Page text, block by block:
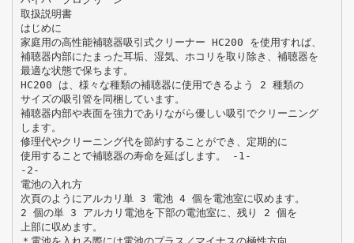
取扱説明書
はじめに
家庭用の高性能補聴器吸引式クリーナー HC200 を使用すれば、
補聴器内部にたまった耳垢、湿気、ホコリを取り除き、補聴器を
最適な状態で保ちます。
HC200 は、様々な種類の補聴器に使用できるよう 2 種類の
サイズの吸引管を同梱しています。
補聴器内部や表面を強力でありながら優しい吸引でクリーニング
します。
修理代やクリーニング代を節約することができ、定期的に
使用することで補聴器の寿命を延ばします。 -1-
-2-
電池の入れ方
次頁のようにアルカリ単 3 電池 4 個を電池室に収めます。
2 個の単 3 アルカリ電池を下部の電池室に、残り 2 個を
上部に収めます。
＊電池を入れる際には電池のプラス／マイナスの極性方向